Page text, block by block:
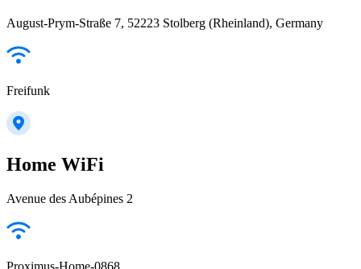
August-Prym-Straße 7, 52223 Stolberg (Rheinland), Germany
Freifunk
Home WiFi
Avenue des Aubépines 2